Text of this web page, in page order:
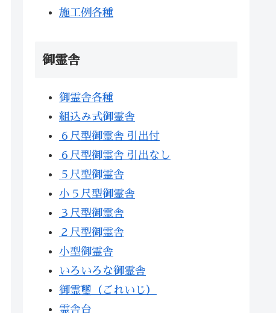
施工例各種
御霊舎
御霊舎各種
組込み式御霊舎
６尺型御霊舎 引出付
６尺型御霊舎 引出なし
５尺型御霊舎
小５尺型御霊舎
３尺型御霊舎
２尺型御霊舎
小型御霊舎
いろいろな御霊舎
御霊璽（ごれいじ）
霊舎台